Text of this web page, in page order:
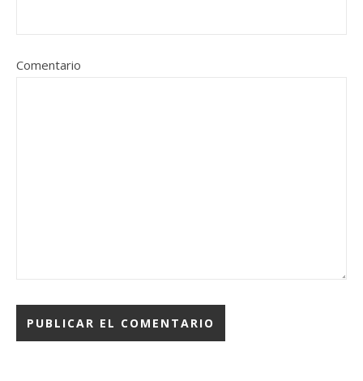
Comentario